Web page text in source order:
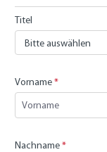
Titel
Vorname*
Nachname*